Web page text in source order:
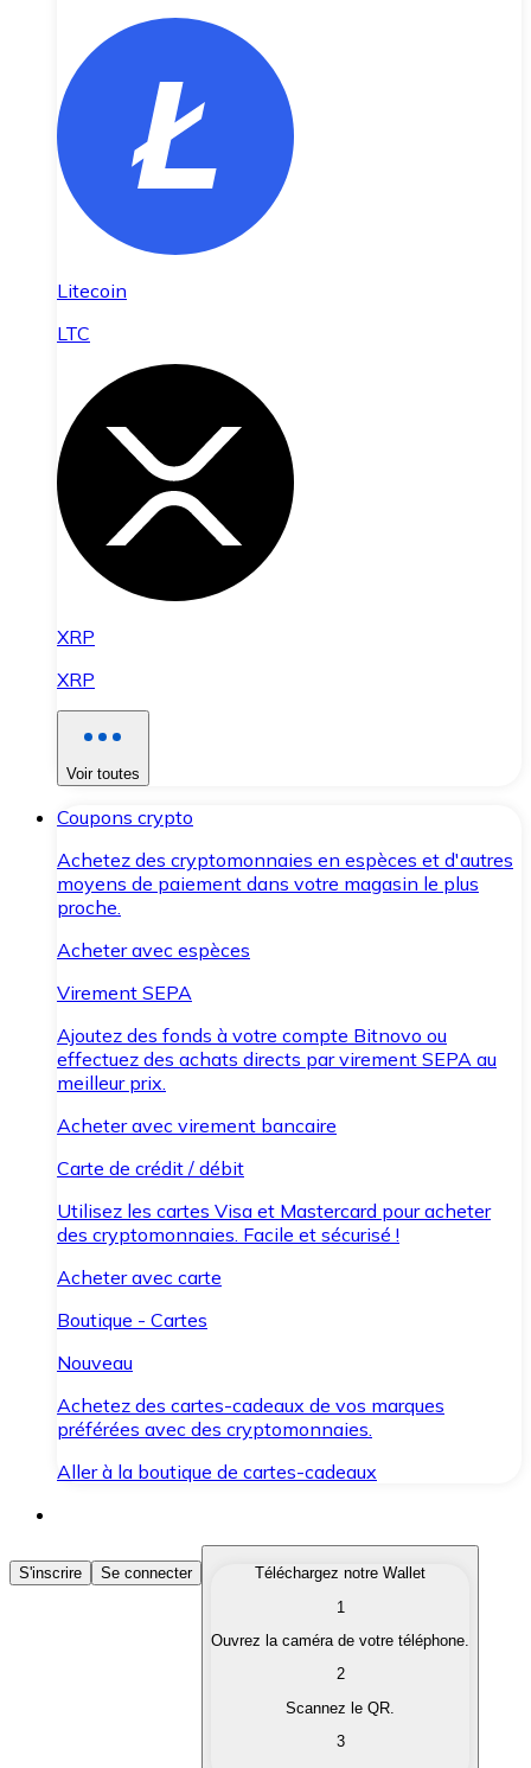
Litecoin
LTC
XRP
XRP
Voir toutes
Coupons crypto
Achetez des cryptomonnaies en espèces et d'autres
moyens de paiement dans votre magasin le plus
proche.
Acheter avec espèces
Virement SEPA
Ajoutez des fonds à votre compte Bitnovo ou
effectuez des achats directs par virement SEPA au
meilleur prix.
Acheter avec virement bancaire
Carte de crédit / débit
Utilisez les cartes Visa et Mastercard pour acheter
des cryptomonnaies. Facile et sécurisé !
Acheter avec carte
Boutique - Cartes
Nouveau
Achetez des cartes-cadeaux de vos marques
préférées avec des cryptomonnaies.
Aller à la boutique de cartes-cadeaux
Acheter des Cryptomonnaies
Achetez les cryptomonnaies qui vous intéressent
Convertissez vos cryptomonnaies en monnaie
S'inscrire Se connecter
Téléchargez notre Wallet
1
Ouvrez la caméra de votre téléphone.
2
Scannez le QR.
3